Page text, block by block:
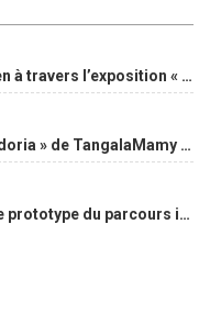
Explorer le vestibule malien à travers l’exposition « Maaya Bulon »
L’exposition « Zafimaniry doria » de TangalaMamy honore la mémoire d’un peuple malgache
TIFF 2025/ « Christy » ou le prototype du parcours initiatique